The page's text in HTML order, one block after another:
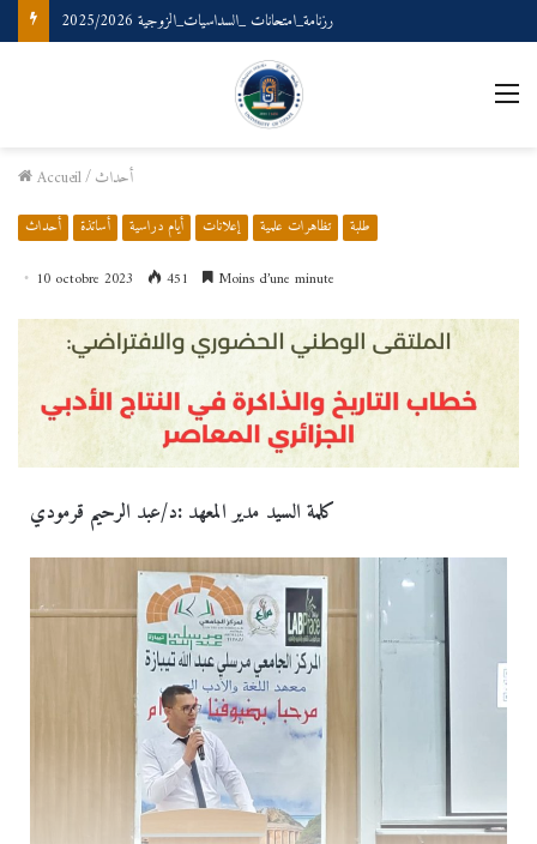
رزنامة_امتحانات _السداسيات_الزوجية 2025/2026
Accueil/أحداث
أحداث أساتذة أيام دراسية إعلانات تظاهرات علمية طلبة
10 octobre 2023 451 Moins d’une minute
كلمة السيد مدير المعهد :د/عبد الرحيم قرمودي